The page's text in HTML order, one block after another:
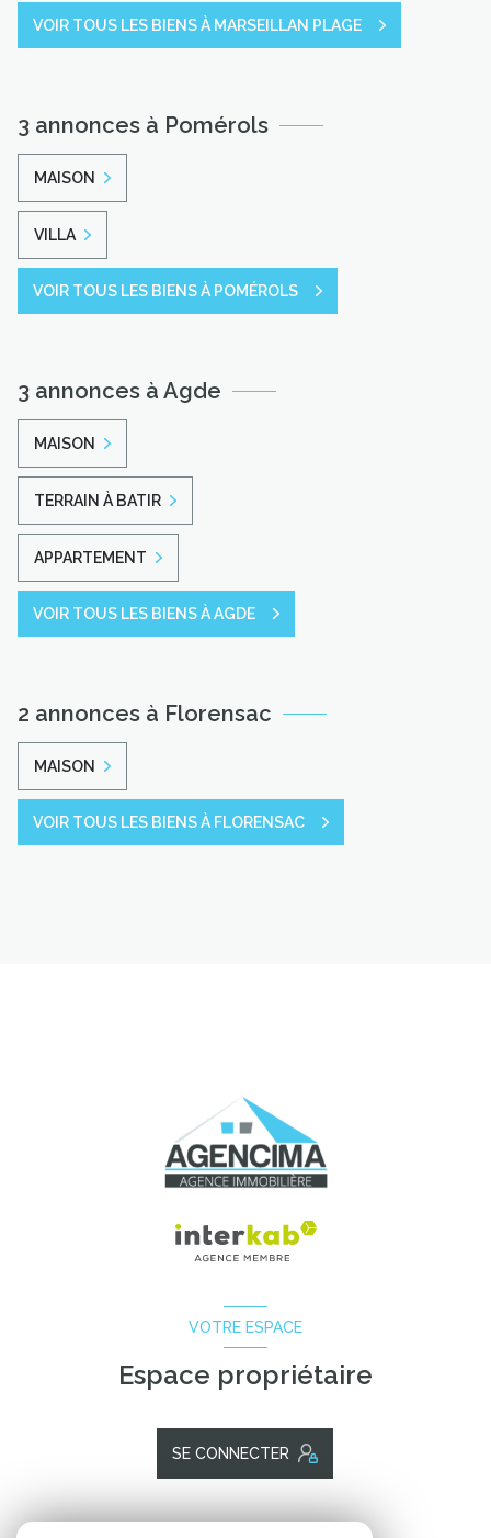
VOIR TOUS LES BIENS À MARSEILLAN PLAGE
3 annonces à Pomérols
MAISON
VILLA
VOIR TOUS LES BIENS À POMÉROLS
3 annonces à Agde
MAISON
TERRAIN À BATIR
APPARTEMENT
VOIR TOUS LES BIENS À AGDE
2 annonces à Florensac
MAISON
VOIR TOUS LES BIENS À FLORENSAC
VOTRE ESPACE
Espace propriétaire
SE CONNECTER